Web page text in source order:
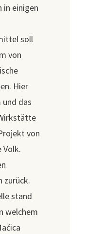
in einigen
soll
von
Hier
und das
von
Volk.
zurück.
stand
welchem